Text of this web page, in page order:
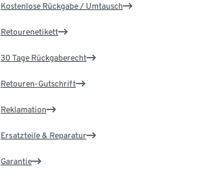
Kostenlose Rückgabe / Umtausch
Retourenetikett
30 Tage Rückgaberecht
Retouren-Gutschrift
Reklamation
Ersatzteile & Reparatur
Garantie